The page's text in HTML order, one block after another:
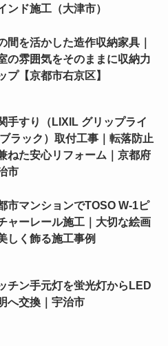
ンド施工（大津市）
間を活かした造作収納家具｜
の雰囲気をそのままに収納力
プ【京都市右京区】
手すり（LIXIL グリップライ
ラック）取付工事｜転落防止
ねた安心リフォーム｜京都府
市
市マンションでTOSO W-1ピ
ャーレール施工｜大切な絵画
しく飾る施工事例
チン手元灯を蛍光灯からLED
へ交換｜宇治市